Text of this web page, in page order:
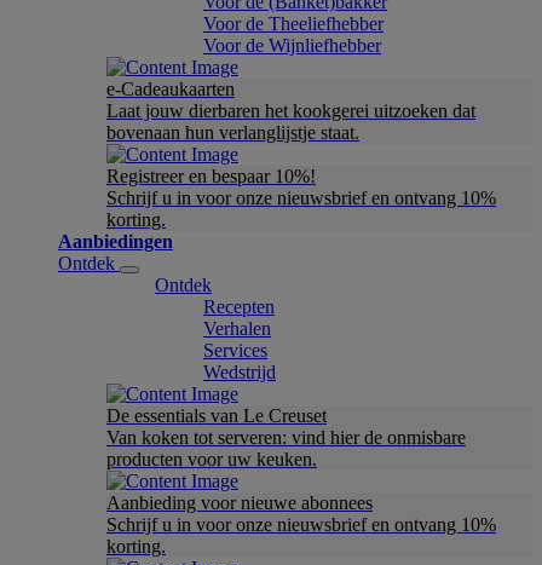
Voor de Theeliefhebber
Voor de Wijnliefhebber
e-Cadeaukaarten
Laat jouw dierbaren het kookgerei uitzoeken dat
bovenaan hun verlanglijstje staat.
Registreer en bespaar 10%!
Schrijf u in voor onze nieuwsbrief en ontvang 10%
korting.
Aanbiedingen
Ontdek
Ontdek
Recepten
Verhalen
Services
Wedstrijd
De essentials van Le Creuset
Van koken tot serveren: vind hier de onmisbare
producten voor uw keuken.
Aanbieding voor nieuwe abonnees
Schrijf u in voor onze nieuwsbrief en ontvang 10%
korting.